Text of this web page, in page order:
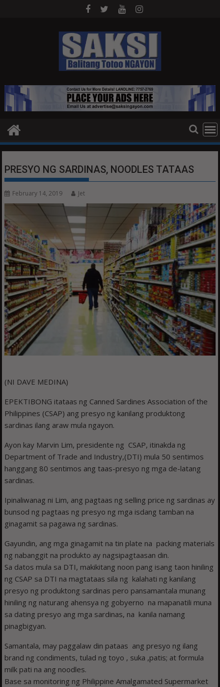
PRESYO NG SARDINAS, NOODLES TATAAS
February 14, 2019 Jet
(NI DAVE MEDINA)
EPEKTIBONG itataas ng Canned Sardines Association of the
Philippines (CSAP) ang presyo ng kanilang produktong
sardinas ilang araw mula ngayon.
Ayon kay Marvin Lim, presidente ng CSAP, itinakda ng
Department of Trade and Industry,(DTI) mula 50 sentimos
hanggang 80 sentimos ang taas-presyo ng mga de-latang
sardinas.
Ipinaliwanag ni Lim, ang pagtaas ng selling price ng sardinas ay
bunsod ng pagtaas ng presyo ng mga isdang tamban na
ginagamit sa pagawa ng sardinas.
Gayundin, ang mga ginagamit na tin plate na packing materials
ng nabanggit na produkto ay nagsipagtaasan din.
Sa datos mula sa DTI, makikitang noon pang isang taon hiniling
ng CSAP sa DTI na magtataas sila ng kalahati ng kanilang
presyo ng produktong sardinas pero pansamantala munang
hiniling ng naturang ahensya ng gobyerno na mapanatili muna
sa dating presyo ang mga sardinas, na kanila namang
pinagbigyan.
Samantala, may paggalaw din pataas ang presyo ng ilang
brand ng condiments, tulad ng toyo , suka ,patis; at formula
milk pati na ang noodles.
Base sa monitoring ng Philippine Amalgamated Supermarket